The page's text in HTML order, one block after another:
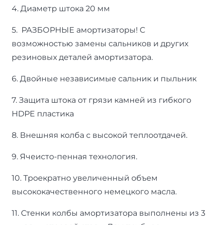
4. Диаметр штока 20 мм
5. РАЗБОРНЫЕ амортизаторы! С
возможностью замены сальников и других
резиновых деталей амортизатора.
6. Двойные независимые сальник и пыльник
7. Защита штока от грязи камней из гибкого
HDPE пластика
8. Внешняя колба с высокой теплоотдачей.
9. Ячеисто-пенная технология.
10. Троекратно увеличенный объем
высококачественного немецкого масла.
11. Стенки колбы амортизатора выполнены из 3